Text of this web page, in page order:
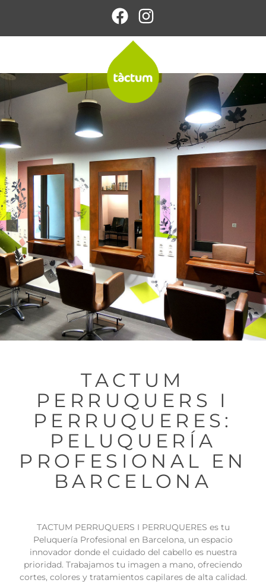
TACTUM
PERRUQUERS I
PERRUQUERES:
PELUQUERÍA
PROFESIONAL EN
BARCELONA
TACTUM PERRUQUERS I PERRUQUERES es tu
Peluquería Profesional en Barcelona, un espacio
innovador donde el cuidado del cabello es nuestra
prioridad. Trabajamos tu imagen a mano, ofreciendo
cortes, colores y tratamientos capilares de alta calidad.